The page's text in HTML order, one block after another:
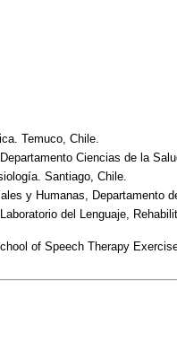
Temuco, Chile.
Ciencias de la
Santiago, Chile.
y Humanas, Departamento
del Lenguaje,
of Speech Therapy